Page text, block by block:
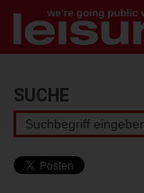
Barrierefreie
Bedienung
der
Stichwortsuche
SUCHE